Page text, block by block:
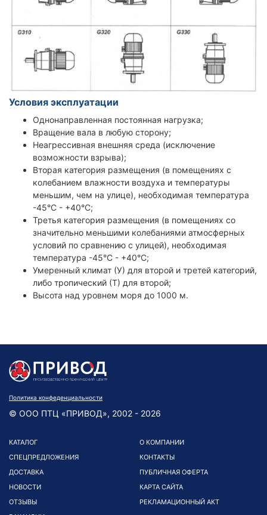
Условия эксплуатации
Однонаправленная постоянная нагрузка;
Вращение вала в любую сторону;
Неагрессивная внешняя среда (исключение
возможности взрыва);
Вторая категория размещения (в помещениях с
колебанием влажности воздуха и температуры
меньшим, чем на улице), необходимая температура
-45°С - +40°С;
Третья категория размещения (в помещениях со
значительно меньшими колебаниями атмосферных
условий по сравнению с улицей), необходимая
температура -45°С - +40°С;
Умеренный климат (У) для второй и третей категорий,
либо тропический (Т) для второй;
Высота над уровнем моря до 1000 м.
Политика конфеденциальности
© ООО ПТЦ «ПРИВОД», 2002 - 2026
КАТАЛОГ
СПЕЦПРЕДЛОЖЕНИЯ
ДОСТАВКА
НОВОСТИ
ОТЗЫВЫ
О КОМПАНИИ
КОНТАКТЫ
ПУБЛИЧНАЯ ОФЕРТА
КАРТА САЙТА
РЕКЛАМАЦИОННЫЙ АКТ